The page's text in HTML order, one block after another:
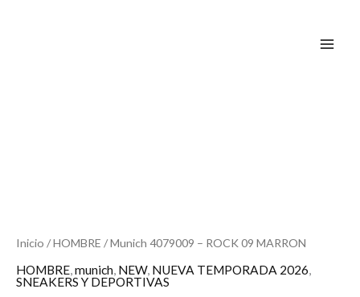
Inicio /HOMBRE / Munich 4079009 – ROCK 09 MARRON
HOMBRE,munich, NEW, NUEVA TEMPORADA 2026,
SNEAKERS Y DEPORTIVAS